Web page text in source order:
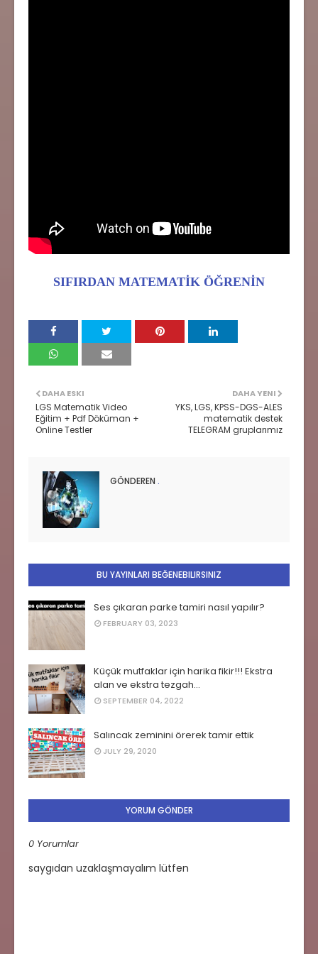
SIFIRDAN MATEMATİK ÖĞRENİN
DAHA YENI
YKS, LGS, KPSS-DGS-ALES
matematik destek
TELEGRAM gruplarımız
DAHA ESKI
LGS Matematik Video
Eğitim + Pdf Döküman +
Online Testler
GÖNDEREN .
BU YAYINLARI BEĞENEBILIRSINIZ
Ses çıkaran parke tamiri nasıl yapılır?
FEBRUARY 03, 2023
Küçük mutfaklar için harika fikir!!! Ekstra
alan ve ekstra tezgah...
SEPTEMBER 04, 2022
Salıncak zeminini örerek tamir ettik
JULY 29, 2020
YORUM GÖNDER
0 Yorumlar
saygıdan uzaklaşmayalım lütfen